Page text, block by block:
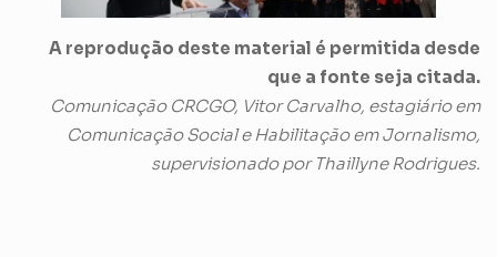
A reprodução deste material é permitida desde
que a fonte seja citada.
Comunicação CRCGO, Vitor Carvalho, estagiário em
Comunicação Social e Habilitação em Jornalismo,
supervisionado por Thaillyne Rodrigues.